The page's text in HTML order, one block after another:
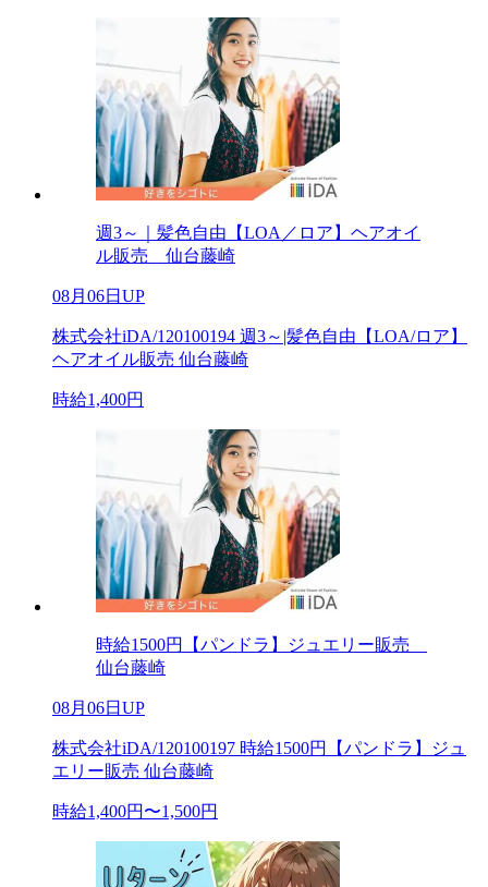
週3～｜髪色自由【LOA／ロア】ヘアオイ
ル販売 仙台藤崎
08月06日UP
株式会社iDA/120100194 週3～|髪色自由【LOA/ロア】
ヘアオイル販売 仙台藤崎
時給1,400円
時給1500円【パンドラ】ジュエリー販売
仙台藤崎
08月06日UP
株式会社iDA/120100197 時給1500円【パンドラ】ジュ
エリー販売 仙台藤崎
時給1,400円〜1,500円